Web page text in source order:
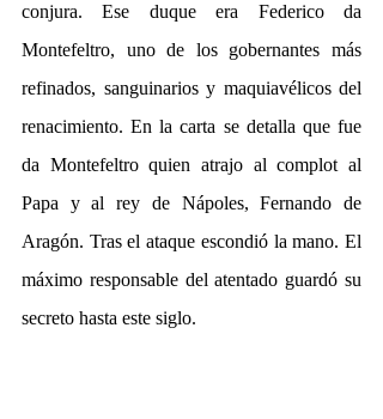
conjura. Ese duque era Federico da
Montefeltro, uno de los gobernantes más
refinados, sanguinarios y maquiavélicos del
renacimiento. En la carta se detalla que fue
da Montefeltro quien atrajo al complot al
Papa y al rey de Nápoles, Fernando de
Aragón. Tras el ataque escondió la mano. El
máximo responsable del atentado guardó su
secreto hasta este siglo.